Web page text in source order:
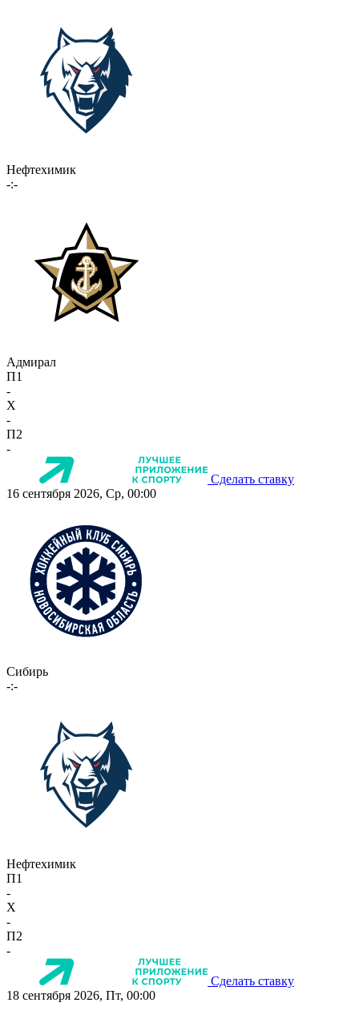
Нефтехимик
-:-
Адмирал
П1
-
X
-
П2
-
Сделать ставку
16 сентября 2026, Ср, 00:00
Сибирь
-:-
Нефтехимик
П1
-
X
-
П2
-
Сделать ставку
18 сентября 2026, Пт, 00:00